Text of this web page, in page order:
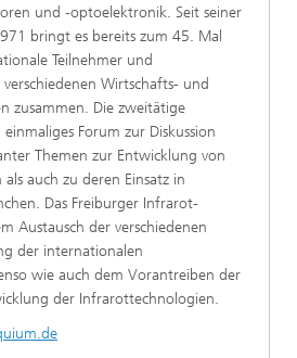
und -optoelektronik. Seit seiner
bringt es bereits zum 45. Mal
Teilnehmer und
Wirtschafts- und
zusammen. Die zweitätige
Forum zur Diskussion
Themen zur Entwicklung von
auch zu deren Einsatz in
Das Freiburger Infrarot-
Austausch der verschiedenen
der internationalen
wie auch dem Vorantreiben der
der Infrarottechnologien.